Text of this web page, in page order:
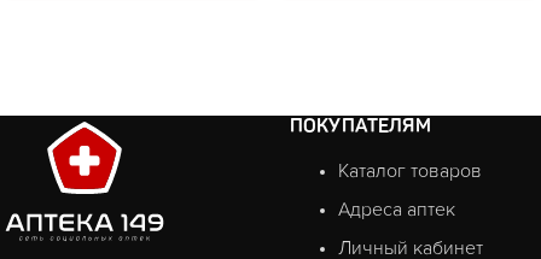
ПОКУПАТЕЛЯМ
Каталог товаров
Адреса аптек
Личный кабинет